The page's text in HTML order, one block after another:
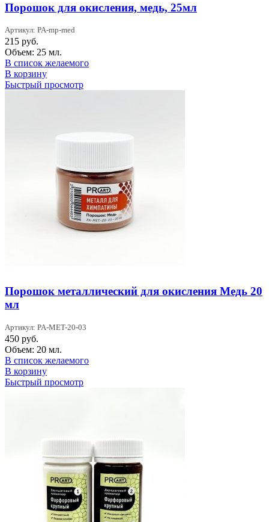
Порошок для окисления, медь, 25мл
Артикул: PA-mp-med
215 руб.
Объем: 25 мл.
В список желаемого
В корзину
Быстрый просмотр
Порошок металлический для окисления Медь 20
мл
Артикул: PA-MET-20-03
450 руб.
Объем: 20 мл.
В список желаемого
В корзину
Быстрый просмотр